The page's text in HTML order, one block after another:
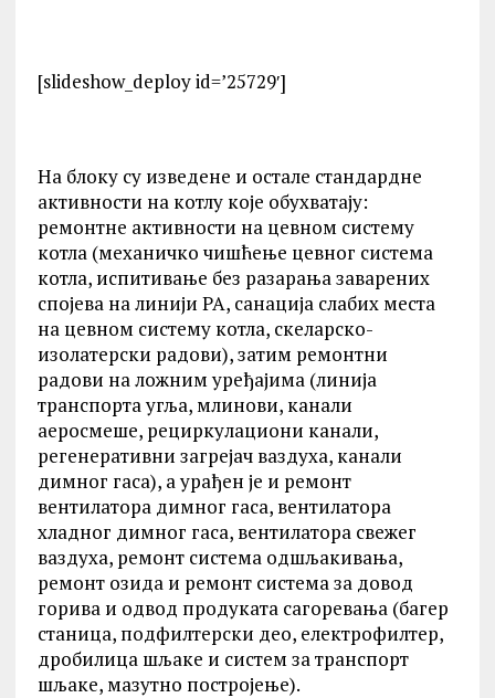
[slideshow_deploy id=’25729′]
На блоку су изведене и остале стандардне
активности на котлу које обухватају:
ремонтне активности на цевном систему
котла (механичко чишћење цевног система
котла, испитивање без разарања заварених
спојева на линији РА, санација слабих места
на цевном систему котла, скеларско-
изолатерски радови), затим ремонтни
радови на ложним уређајима (линија
транспорта угља, млинови, канали
аеросмеше, рециркулациони канали,
регенеративни загрејач ваздуха, канали
димног гаса), а урађен је и ремонт
вентилатора димног гаса, вентилатора
хладног димног гаса, вентилатора свежег
ваздуха, ремонт система одшљакивања,
ремонт озида и ремонт система за довод
горива и одвод продуката сагоревања (багер
станица, подфилтерски део, електрофилтер,
дробилица шљаке и систем за транспорт
шљаке, мазутно постројење).